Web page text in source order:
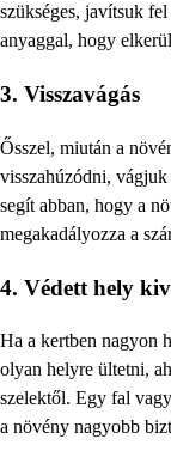
szükséges, javítsuk
anyaggal, hogy
3. Visszavágás
Ősszel, miután a
visszahúzódni, vágjuk
segít abban, hogy a
megakadályozza a
4. Védett hely
Ha a kertben nagyon
olyan helyre ültetni,
szelektől. Egy fal
a növény nagyobb